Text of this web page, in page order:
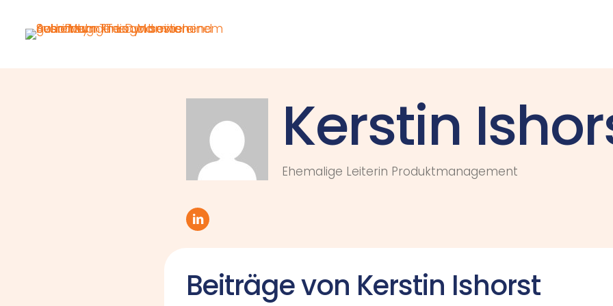
Kerstin
Ehemalige Leiterin Produktmanagement
Beiträge von Kerstin Ishorst